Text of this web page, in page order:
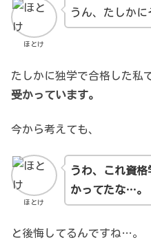
ほとけ
うん、たしか
たしかに独学で合格した私
受かっています。
今から考えても、
ほとけ
うわ、これ資
かってたな…。
と後悔してるんですね…。